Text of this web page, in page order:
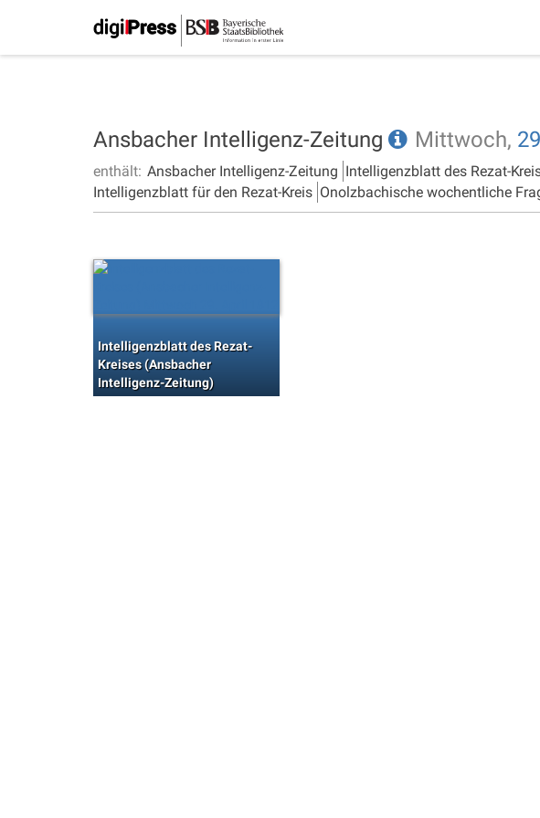
Ansbacher Intelligenz-Zeitung Mittwoch,
enthält: Ansbacher Intelligenz-Zeitung Intelligenzblatt des Rezat-
Intelligenzblatt für den Rezat-Kreis Onolzbachische wochentliche
Intelligenzblatt des Rezat-
Kreises (Ansbacher
Intelligenz-Zeitung)